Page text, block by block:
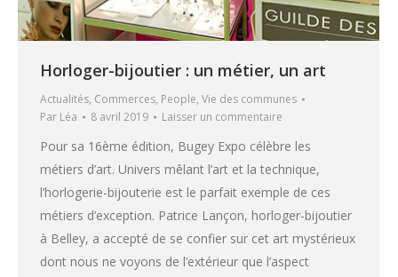
Horloger-bijoutier : un métier, un art
Actualités, Commerces, People, Vie des communes
Par Léa 8 avril 2019 Laisser un commentaire
Pour sa 16ème édition, Bugey Expo célèbre les
métiers d’art. Univers mêlant l’art et la technique,
l’horlogerie-bijouterie est le parfait exemple de ces
métiers d’exception. Patrice Lançon, horloger-bijoutier
à Belley, a accepté de se confier sur cet art mystérieux
dont nous ne voyons de l’extérieur que l’aspect